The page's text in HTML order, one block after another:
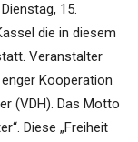
15.
die in diesem
Veranstalter
Kooperation
(VDH). Das Motto
Diese „Freiheit